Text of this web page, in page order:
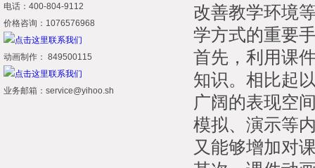
电话：400-804-9112
价格咨询：1076576968
动画制作： 849500115
业务邮箱：service@yihoo.sh
改善教学环境
学方式的重要
首先，利用课
知识。相比起
广阔的表现空
模拟、演示等
又能够增加对